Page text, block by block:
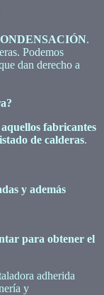
.
Podemos
dan derecho a
fabricantes
de calderas.
y además
para obtener el
adherida
y